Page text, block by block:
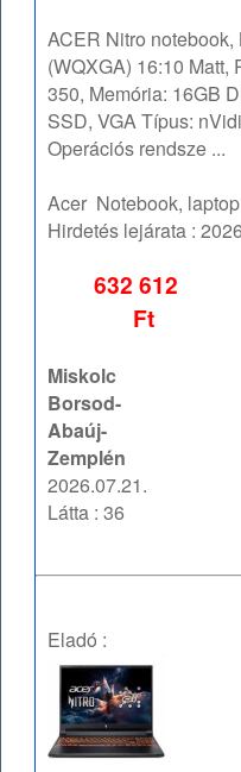
ACER Nitro
(WQXGA) 16:10 Matt,
350, Memória: 16GB
SSD, VGA Típus:
Operációs rendsze ...
Acer Notebook, laptop
Hirdetés lejárata :
632 612
Ft
Miskolc
Borsod-
Abaúj-
Zemplén
2026.07.21.
Látta : 36
Eladó :